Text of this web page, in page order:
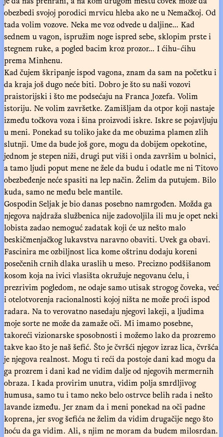
obezbedi svojoj porodici mrvicu hleba ako ne u Nemačkoj. Od
tada volim vozove. Neka me voz odvede u daljine… Kad
sednem u vagon, ispružim noge ispred sebe, sklopim prste i
stegnem ruke, a pogled bacim kroz prozor… I ćihu-ćihu
prema Minhenu.
Kad čujem škripanje ispod vagona, znam da sam na početku i
da kraja još dugo neće biti. Dobro je što su naši vozovi
praistorijski i što me podsećaju na Franca Jozefa. Volim
istoriju. Ne volim završetke. Zamišljam da otpor koji nastaje
između točkova voza i šina proizvodi iskre. Iskre se pojavljuju
u meni. Ponekad su toliko jake da me obuzima plamen zlih
slutnji. Ume da bude još gore, mogu da dobijem opekotine,
jednom je stepen niži, drugi put viši i onda završim u bolnici,
a tamo ljudi poput mene ne žele da budu i odatle me ni Titovo
obezbeđenje neće spasiti na lep način. Želim da putujem. Bilo
kuda, samo ne među bele mantile.
Gospodin Seljak je bio danas posebno namrgođen. Možda ga
njegova najdraža službenica nije zadovoljila ili mu je opet neki
lobista zadao nemoguć zadatak koji će uz nešto malo
beskičmenjačkog lukavstva naravno obaviti. Uvek ga obavi.
Fascinira me ozbiljnost lica kome oštrinu dodaju koreni
posečenih crnih dlaka uraslih u meso. Precizno podšišanom
kosom koja na ivici vlasišta okružuje negovanu ćelu, i
prezrivim pogledom, ne odaje samo utisak strogog čoveka, već
i otelotvorenja racionalnosti kojoj ništa ne može proći ispod
radara. Na to verovatno nasedaju njegovi lakeji, a ljudima
moje sorte ne može da zamaže oči. Mi imamo posebne,
takoreći vizionarske sposobnosti i možemo lako da prozremo
takve kao što je naš šefić. Što je čvršći njegov izraz lica, čvršća
je njegova realnost. Mogu ti reći da postoje dani kad mogu da
ga prozrem i dani kad ne vidim dalje od njegovih mermernih
obraza. I kada provirim unutra, vidim polja smrdljivog
humusa, samo tu i tamo neko belo ostrvce belih rada i nešto
lavande između. Jer znam da i meni ponekad na oči padne
koprena, jer svog šefića ne želim da vidim drugačije nego što
hoću da ga vidim. Ali, s njim ne moram da budem milosrdan.